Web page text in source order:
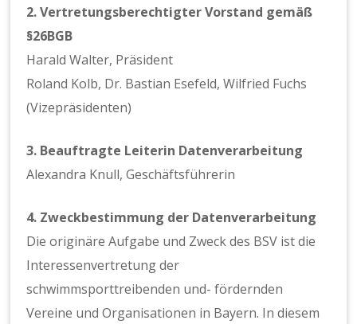
2. Vertretungsberechtigter Vorstand gemäß
§26BGB
Harald Walter, Präsident
Roland Kolb, Dr. Bastian Esefeld, Wilfried Fuchs
(Vizepräsidenten)
3. Beauftragte Leiterin Datenverarbeitung
Alexandra Knull, Geschäftsführerin
4. Zweckbestimmung der Datenverarbeitung
Die originäre Aufgabe und Zweck des BSV ist die
Interessenvertretung der
schwimmsporttreibenden und- fördernden
Vereine und Organisationen in Bayern. In diesem